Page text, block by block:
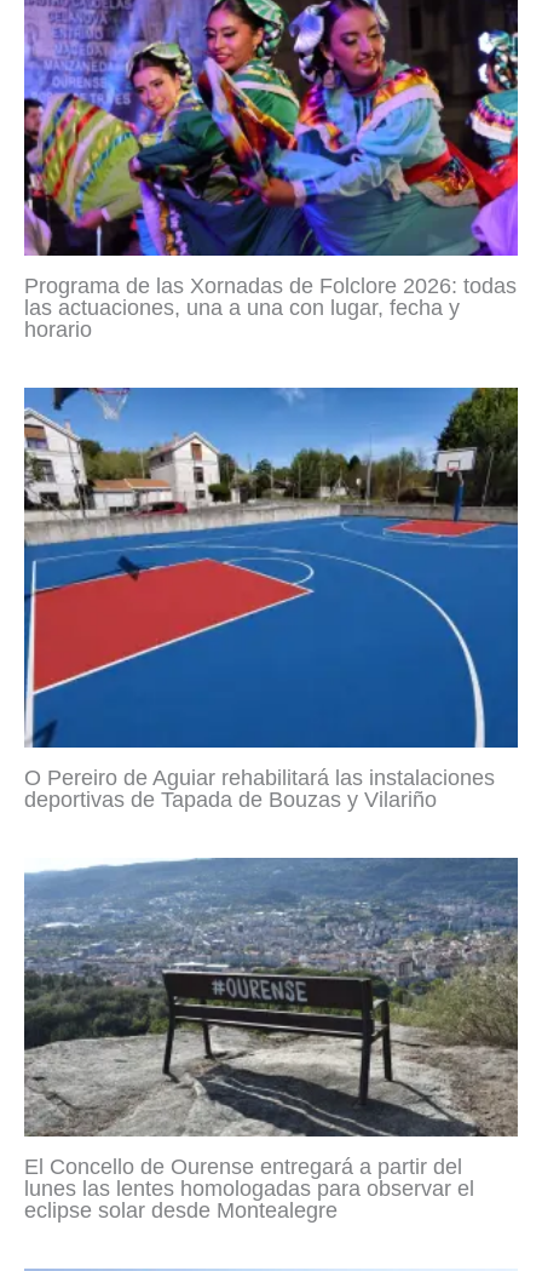
Programa de las Xornadas de Folclore 2026: todas
las actuaciones, una a una con lugar, fecha y
horario
O Pereiro de Aguiar rehabilitará las instalaciones
deportivas de Tapada de Bouzas y Vilariño
El Concello de Ourense entregará a partir del
lunes las lentes homologadas para observar el
eclipse solar desde Montealegre